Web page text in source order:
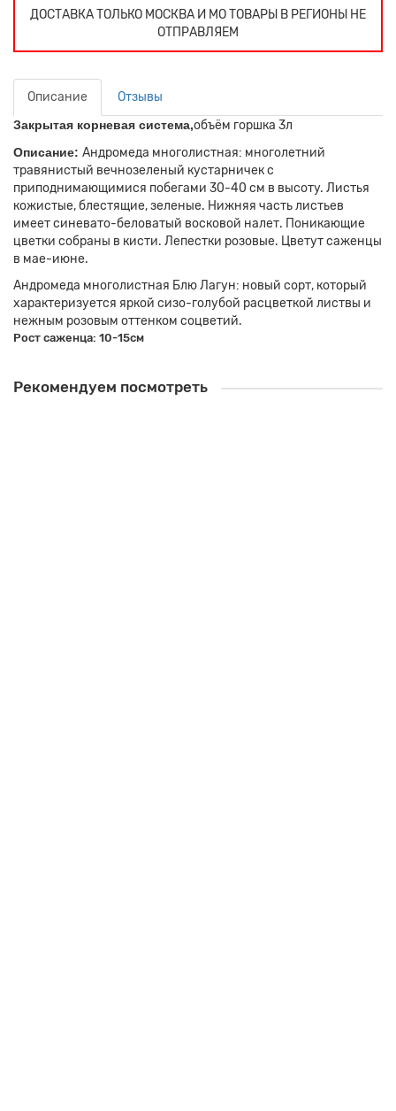
ДОСТАВКА ТОЛЬКО МОСКВА И МО ТОВАРЫ В РЕГИОНЫ НЕ
ОТПРАВЛЯЕМ
Описание Отзывы
Закрытая корневая система,объём горшка 3л
Описание: Андромеда многолистная: многолетний
травянистый вечнозеленый кустарничек с
приподнимающимися побегами 30-40 см в высоту. Листья
кожистые, блестящие, зеленые. Нижняя часть листьев
имеет синевато-беловатый восковой налет. Поникающие
цветки собраны в кисти. Лепестки розовые. Цветут саженцы
в мае-июне.
Андромеда многолистная Блю Лагун: новый сорт, который
характеризуется яркой сизо-голубой расцветкой листвы и
нежным розовым оттенком соцветий.
Рост саженца: 10-15см
Рекомендуем посмотреть